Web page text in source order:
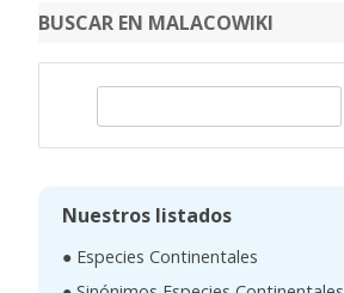
BUSCAR EN MALACOWIKI
Nuestros listados
● Especies Continentales